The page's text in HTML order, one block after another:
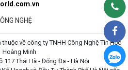
NGHỆ
về công ty TNHH Công Nghệ Tin Học
Hoàng Minh
117 Thái Hà - Đống Đa - Hà Nội